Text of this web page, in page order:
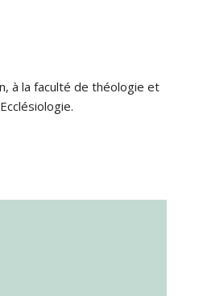
à la faculté de théologie et